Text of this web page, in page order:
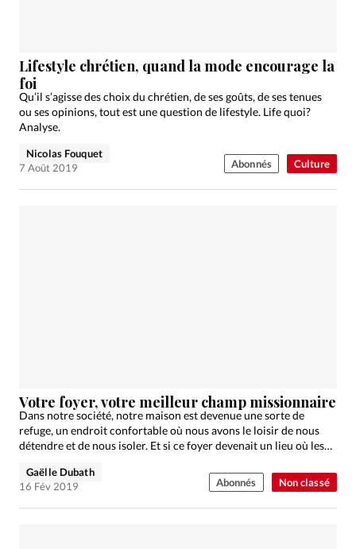
Culture
Lifestyle chrétien, quand la mode encourage la
foi
Qu’il s’agisse des choix du chrétien, de ses goûts, de ses tenues
ou ses opinions, tout est une question de lifestyle. Life quoi?
Analyse.
Nicolas Fouquet
7 Août 2019
Abonnés
Non classé
Votre foyer, votre meilleur champ missionnaire
Dans notre société, notre maison est devenue une sorte de
refuge, un endroit confortable où nous avons le loisir de nous
détendre et de nous isoler. Et si ce foyer devenait un lieu où les…
Gaëlle Dubath
16 Fév 2019
Abonnés